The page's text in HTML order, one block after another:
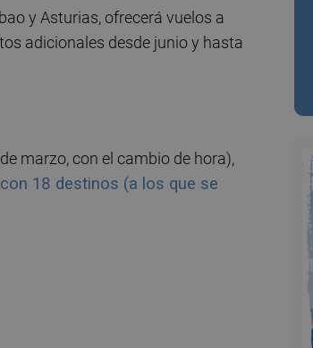
y Asturias, ofrecerá vuelos a
adicionales desde junio y hasta
marzo, con el cambio de hora),
con 18 destinos (a los que se